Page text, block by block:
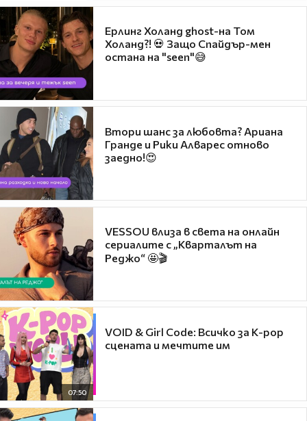
Ерлинг Холанд ghost-на Том
Холанд?! 💀 Защо Спайдър-мен
остана на "seen"😅
Втори шанс за любовта? Ариана
Гранде и Рики Алварес отново
заедно!😍
VESSOU влиза в света на онлайн
сериалите с „Кварталът на
Реджо“ 🤩🎬
07:50
VOID & Girl Code: Всичко за K-pop
сцената и мечтите им